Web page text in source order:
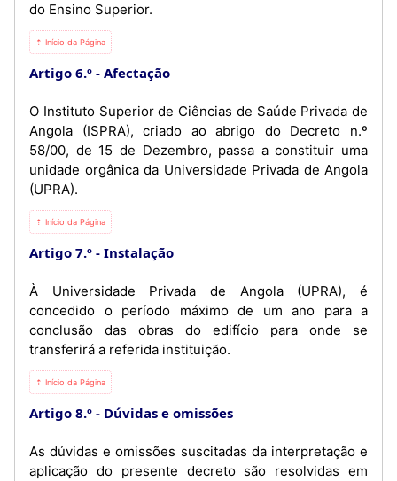
do Ensino Superior.
⇡ Início da Página
Artigo 6.º Afectação
O Instituto Superior de Ciências de Saúde Privada de
Angola (ISPRA), criado ao abrigo do Decreto n.º
58/00, de 15 de Dezembro, passa a constituir uma
unidade orgânica da Universidade Privada de Angola
(UPRA).
⇡ Início da Página
Artigo 7.º Instalação
À Universidade Privada de Angola (UPRA), é
concedido o período máximo de um ano para a
conclusão das obras do edifício para onde se
transferirá a referida instituição.
⇡ Início da Página
Artigo 8.º Dúvidas e omissões
As dúvidas e omissões suscitadas da interpretação e
aplicação do presente decreto são resolvidas em